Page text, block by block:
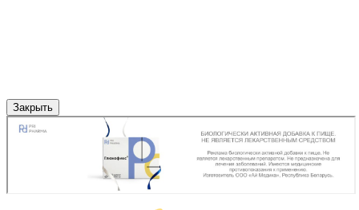
Закрыть